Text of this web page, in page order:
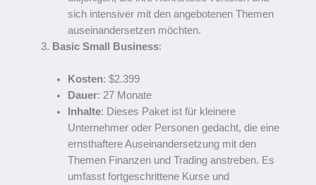
sich intensiver mit den angebotenen Themen
auseinandersetzen möchten.
Basic Small Business:
Kosten: $2.399
Dauer: 27 Monate
Inhalte: Dieses Paket ist für kleinere
Unternehmer oder Personen gedacht, die eine
ernsthaftere Auseinandersetzung mit den
Themen Finanzen und Trading anstreben. Es
umfasst fortgeschrittene Kurse und